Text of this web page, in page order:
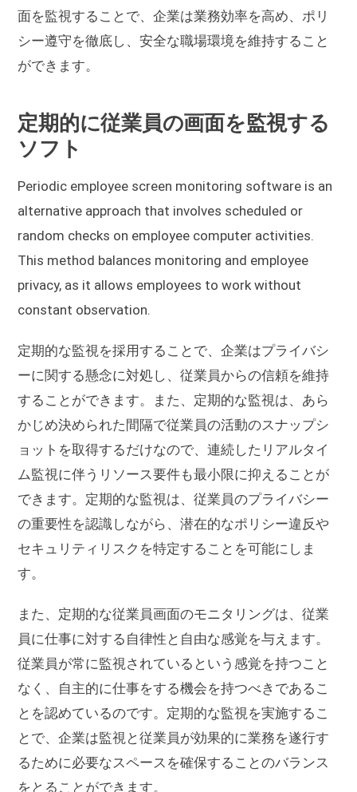
面を監視することで、企業は業務効率を高め、ポリ
シー遵守を徹底し、安全な職場環境を維持すること
ができます。
定期的に従業員の画面を監視する
ソフト
Periodic employee screen monitoring software is an
alternative approach that involves scheduled or
random checks on employee computer activities.
This method balances monitoring and employee
privacy, as it allows employees to work without
constant observation.
定期的な監視を採用することで、企業はプライバシ
ーに関する懸念に対処し、従業員からの信頼を維持
することができます。また、定期的な監視は、あら
かじめ決められた間隔で従業員の活動のスナップシ
ョットを取得するだけなので、連続したリアルタイ
ム監視に伴うリソース要件も最小限に抑えることが
できます。定期的な監視は、従業員のプライバシー
の重要性を認識しながら、潜在的なポリシー違反や
セキュリティリスクを特定することを可能にしま
す。
また、定期的な従業員画面のモニタリングは、従業
員に仕事に対する自律性と自由な感覚を与えます。
従業員が常に監視されているという感覚を持つこと
なく、自主的に仕事をする機会を持つべきであるこ
とを認めているのです。定期的な監視を実施するこ
とで、企業は監視と従業員が効果的に業務を遂行す
るために必要なスペースを確保することのバランス
をとることができます。